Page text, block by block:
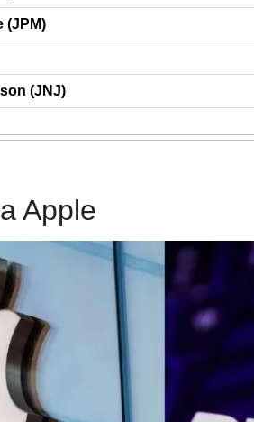
(JPM)
(JNJ)
Apple